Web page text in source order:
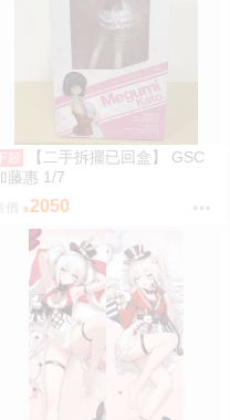
殺
【二手拆擺已回盒】 GSC
藤惠 1/7
售價 2050